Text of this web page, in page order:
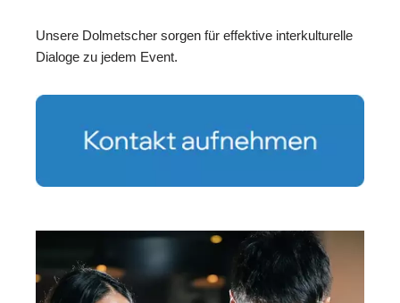
Unsere Dolmetscher sorgen für effektive interkulturelle
Dialoge zu jedem Event.